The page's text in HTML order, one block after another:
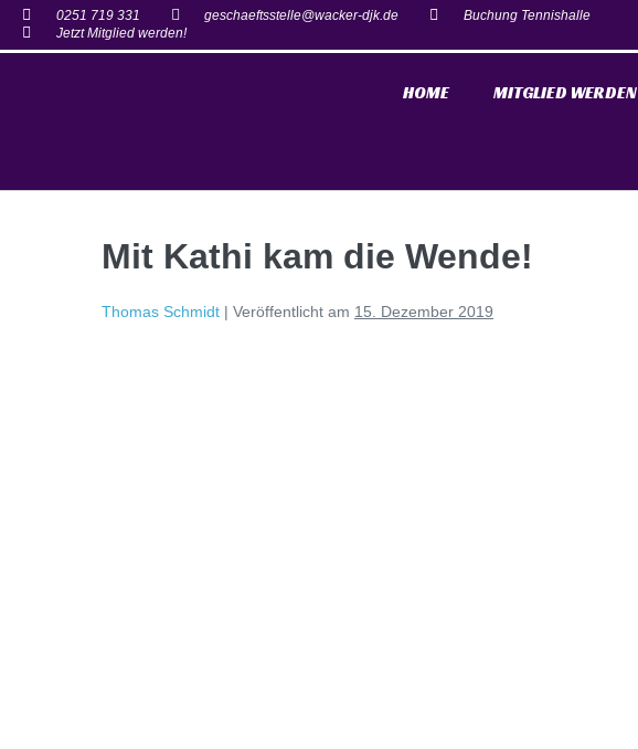
0251 719 331 geschaeftsstelle@wacker-djk.de
Buchung Tennishalle
Jetzt Mitglied werden!
HOME MITGLIED WERDEN
Mit Kathi kam die Wende!
Thomas Schmidt | Veröffentlicht am 15. Dezember 2019